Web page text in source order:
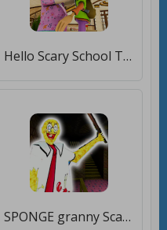
Hello Scary School Teacher Horror Game [Premium]
SPONGE granny Scary Yellow Mod: Horror Game [Много монет]